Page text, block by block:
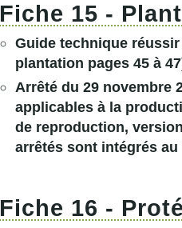
Fiche 15 -
Guide technique
plantation pages 45 à
Arrêté du 29 novembre
applicables à la
de reproduction,
arrêtés sont intégrés
Fiche 16 -